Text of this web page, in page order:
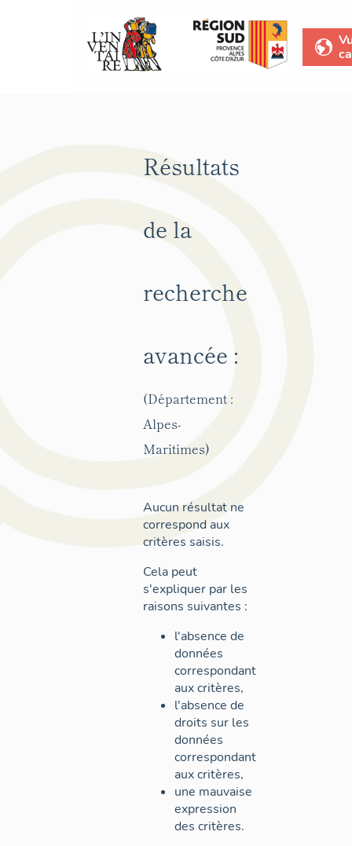
Résultats
de la
recherche
avancée :
(Département :
Alpes-
Maritimes)
Aucun résultat ne
correspond aux
critères saisis.
Cela peut
s'expliquer par les
raisons suivantes :
l'absence de
données
correspondant
aux critères,
l'absence de
droits sur les
données
correspondant
aux critères,
une mauvaise
expression
des critères.